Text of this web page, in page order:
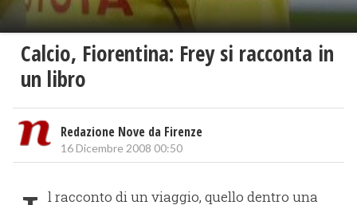
Calcio, Fiorentina: Frey si racconta in
un libro
Redazione Nove da Firenze
16 Dicembre 2008 00:50
l racconto di un viaggio, quello dentro una